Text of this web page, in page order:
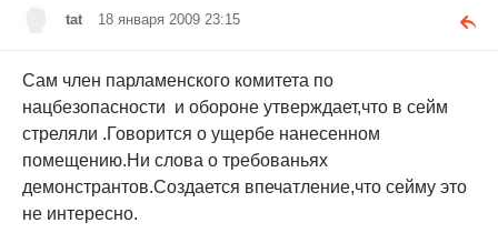
tat 18 января 2009 23:15
Сам член парламенского комитета по
нацбезопасности и обороне утверждает,что в сейм
стреляли .Говорится о ущербе нанесенном
помещению.Ни слова о требованьях
демонстрантов.Создается впечатление,что сейму это
не интересно.